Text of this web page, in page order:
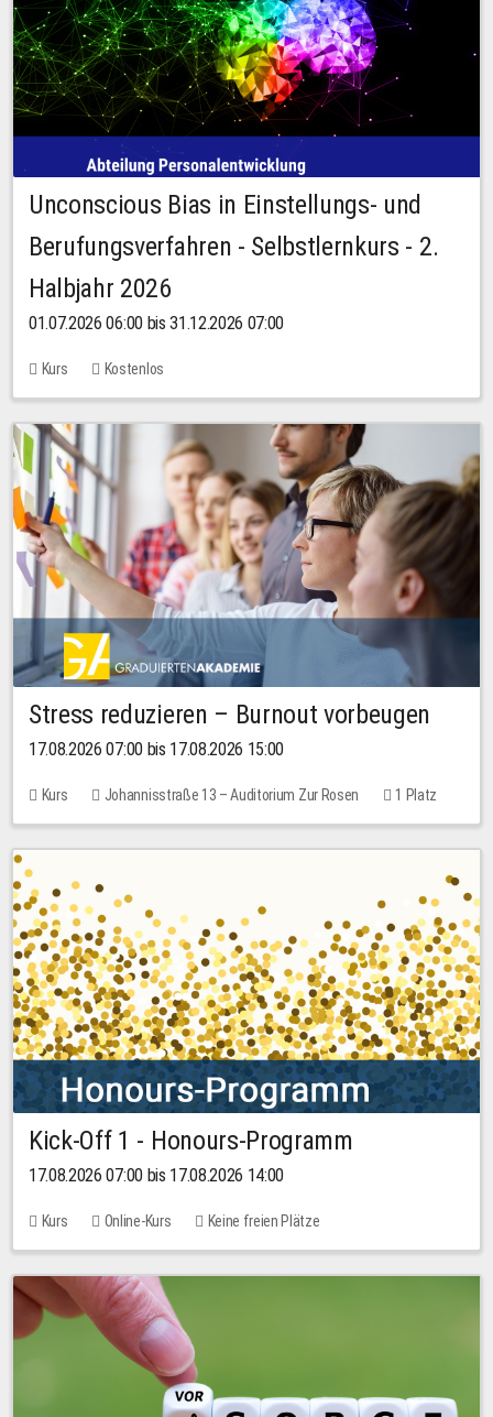
Unconscious Bias in Einstellungs- und
Berufungsverfahren - Selbstlernkurs - 2.
Halbjahr 2026
01.07.2026 06:00 bis 31.12.2026 07:00
Kurs Kostenlos
Stress reduzieren – Burnout vorbeugen
17.08.2026 07:00 bis 17.08.2026 15:00
Kurs Johannisstraße 13 – Auditorium Zur Rosen
1 Platz
10,00 EUR
Kick-Off 1 - Honours-Programm
17.08.2026 07:00 bis 17.08.2026 14:00
Kurs Online-Kurs Keine freien Plätze